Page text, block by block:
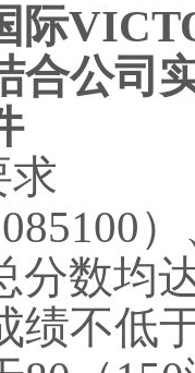
际
合公司
求
085100
分数均
绩不低